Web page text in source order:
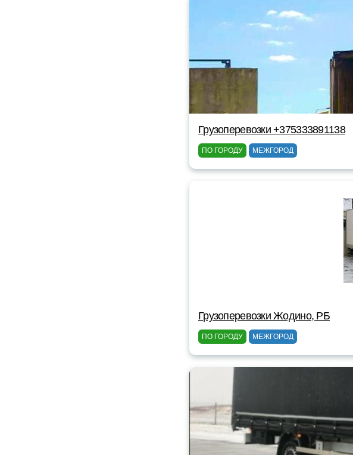
Грузоперевозки +375333891138
ПО ГОРОДУ МЕЖГОРОД
Грузоперевозки Жодино, РБ
ПО ГОРОДУ МЕЖГОРОД